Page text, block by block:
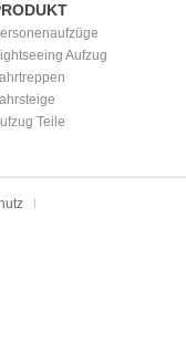
Aufzug
Teile